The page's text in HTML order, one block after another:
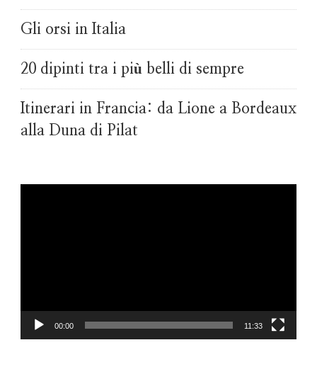
Gli orsi in Italia
20 dipinti tra i più belli di sempre
Itinerari in Francia: da Lione a Bordeaux
alla Duna di Pilat
00:00 11:33